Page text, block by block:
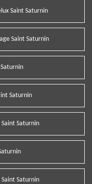
Saint Saturnin
Saint Saturnin
Saturnin
Saturnin
Saturnin